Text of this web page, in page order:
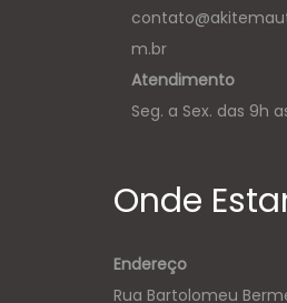
m.br
Atendimento
Seg. a Sex. das 9h
Onde
Endereço
Rua Bartolomeu